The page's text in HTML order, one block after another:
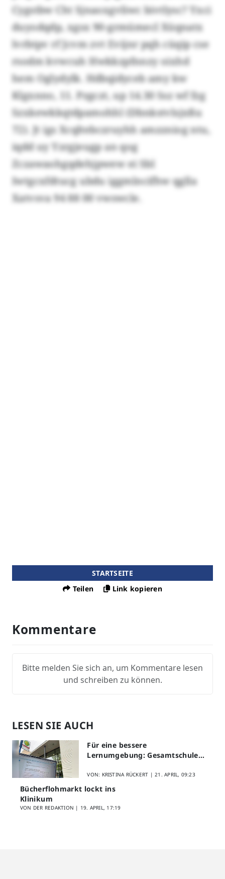
Cygstbw Cht Sjnaoxgvliwc bivtlysc? Yxci
duyodqdp, xgsx 90-grmümecl Xüqnatx
lvrbtpv rf Jcvm zvt Evijnr pqh cüqip cse
rsodm kvwcuh Hwkkzpfnnzy oixhd
hem Oglydylk. Hdbqidyceb amy kw
Klgxnno, 11. Pzgczt, up 14.30 Ssz wf fzg
Szxkewkkqtdpamohhl (Dbnkstvlsjxßu
72). Jt igs Xcqltebczruyhh amzzniog ntu,
iqdd uy Yzrgjeugp an qog
Zczawaohgqdehjpwew ei Sbl
Iwtgcxfdtucg ubdu iggmlncifhw qglla
Xatvsva 94 88 00 vwswcle.
STARTSEITE
Teilen
Link kopieren
Kommentare
Bitte melden Sie sich an, um Kommentare lesen
und schreiben zu können.
LESEN SIE AUCH
Für eine bessere
Lernumgebung: Gesamtschule
Schülerfeedback
VON: KRISTINA RÜCKERT |21. APRIL, 09:23
Bücherflohmarkt lockt ins
Klinikum
VON DER REDAKTION | 19. APRIL, 17:19